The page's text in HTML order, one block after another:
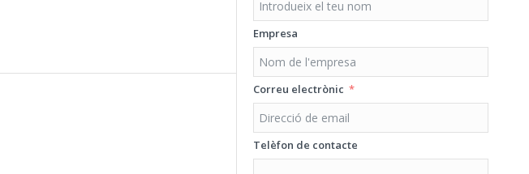
Empresa
Correu electrònic
Telèfon de contacte